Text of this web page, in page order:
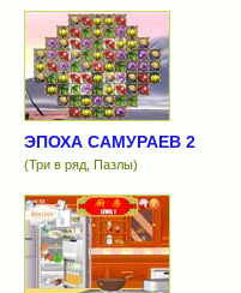
ЭПОХА САМУРАЕВ 2
(Три в ряд, Пазлы)